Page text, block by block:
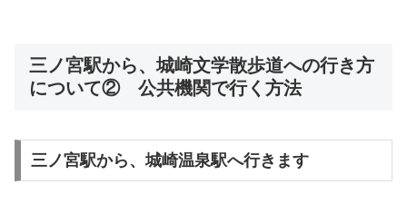
三ノ宮駅から、城崎文学散歩道への行き方
について② 公共機関で行く方法
三ノ宮駅から、城崎温泉駅へ行きます